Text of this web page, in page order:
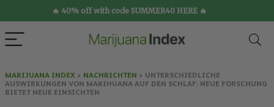
🔥 40% off with code SUMMER40 HERE 🔥
MARIJUANA INDEX > NACHRICHTEN > UNTERSCHIEDLICHE
AUSWIRKUNGEN VON MARIHUANA AUF DEN SCHLAF: NEUE FORSCHUNG
BIETET NEUE EINSICHTEN